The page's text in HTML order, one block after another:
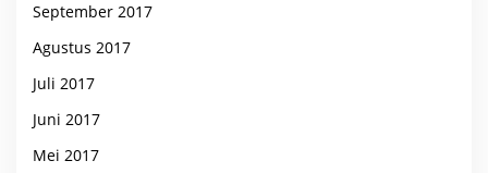
September 2017
Agustus 2017
Juli 2017
Juni 2017
Mei 2017